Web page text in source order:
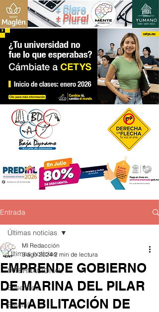
+ Claro
+ Plural
Entrada
Últimas noticias
INTERNACIONAL
Ensenada
Estatal
Últimas noticias
EMPRENDE GOBIERNO
DE MARINA DEL PILAR
REHABILITACIÓN DE
MI Redacción
3 ago 2024 2 min de lectura